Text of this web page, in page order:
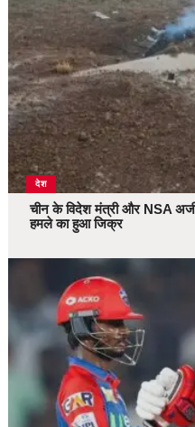
देश
चीन के विदेश मंत्री और NSA
हमले का हुआ जिक्र